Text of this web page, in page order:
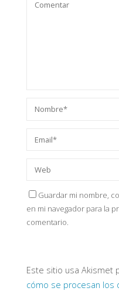
Guardar mi nombre,
en mi navegador para la
comentario.
Este sitio usa Akismet
cómo se procesan los